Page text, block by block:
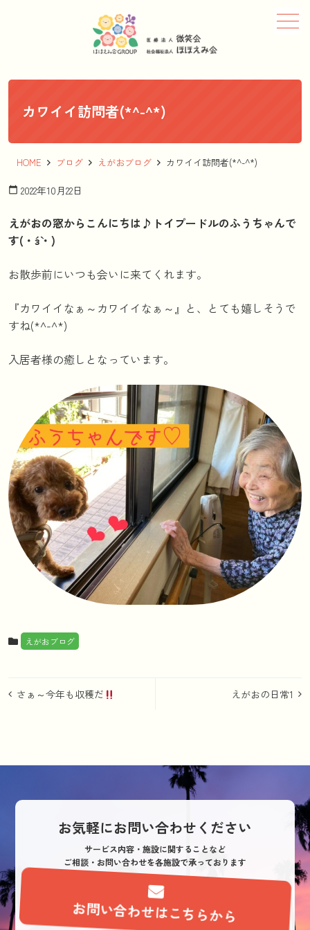
カワイイ訪問者(*^-^*)
HOME ブログ えがおブログ カワイイ訪問者(*^-^*)
calendar_today 2022年10月22日
えがおの窓からこんにちは♪トイプードルのふうちゃんで
す(・´з`・)
お散歩前にいつも会いに来てくれます。
『カワイイなぁ～カワイイなぁ～』と、とても嬉しそうで
すね(*^-^*)
入居者様の癒しとなっています。
えがおブログ
投
ー
ン
えがおの日常1
さぁ～今年も収穫だ
お気軽にお問い合わせください
サービス内容・施設に関することなど
ご相談・お問い合わせを各施設で承っております
お問い合わせはこちらから